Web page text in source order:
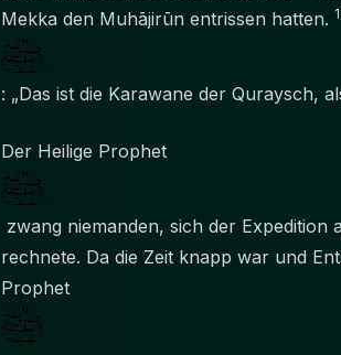
Mekka den Muhājirūn entrissen hatten.
: „Das ist die Karawane der Quraysch,
Der Heilige Prophet
zwang niemanden, sich der
rechnete. Da die Zeit knapp war und
Prophet